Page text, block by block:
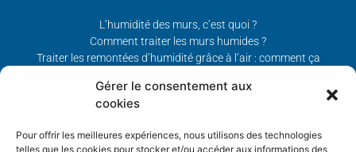
Gérer le consentement aux
cookies
Pour offrir les meilleures expériences, nous utilisons des technologies
telles que les cookies pour stocker et/ou accéder aux informations des
L’humidité des murs, c’est quoi ?
Comment traiter les murs humides ?
Traiter les remontées d’humidité grâce à l’air : comment ça
traitement humidité/Conseil traitement des remontées